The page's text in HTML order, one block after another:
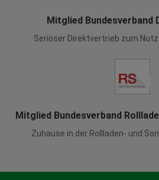
Mitglied
Seriöser Direktvertrieb zum
Mitglied Bundesverband
Zuhause in der Rollladen- und